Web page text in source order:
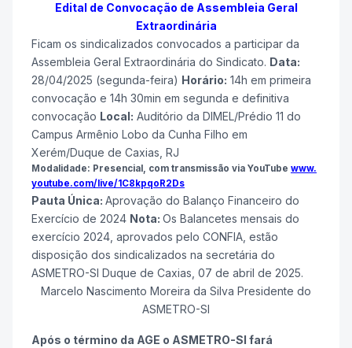
Edital de Convocação de Assembleia Geral
Extraordinária
Ficam os sindicalizados convocados a participar da
Assembleia Geral Extraordinária do Sindicato. Data:
28/04/2025 (segunda-feira) Horário: 14h em primeira
convocação e 14h 30min em segunda e definitiva
convocação Local: Auditório da DIMEL/Prédio 11 do
Campus Armênio Lobo da Cunha Filho em
Xerém/Duque de Caxias, RJ
Modalidade: Presencial, com transmissão via YouTube www.
youtube.com/live/1C8kpqoR2Ds
Pauta Única: Aprovação do Balanço Financeiro do
Exercício de 2024 Nota: Os Balancetes mensais do
exercício 2024, aprovados pelo CONFIA, estão
disposição dos sindicalizados na secretária do
ASMETRO-SI Duque de Caxias, 07 de abril de 2025.
Marcelo Nascimento Moreira da Silva Presidente do
ASMETRO-SI
Após o término da AGE o ASMETRO-SI fará